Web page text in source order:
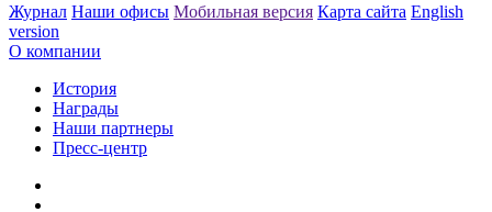
Журнал Наши офисы Мобильная версия Карта сайта English
version
О компании
История
Награды
Наши партнеры
Пресс-центр